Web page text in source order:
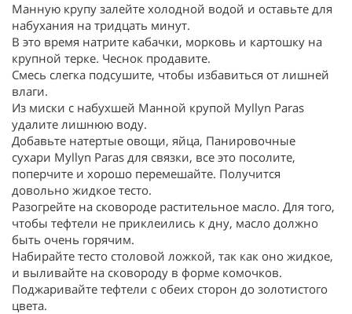
Манную крупу залейте холодной водой и оставьте для
набухания на тридцать минут.
В это время натрите кабачки, морковь и картошку на
крупной терке. Чеснок продавите.
Смесь слегка подсушите, чтобы избавиться от лишней
влаги.
Из миски с набухшей Манной крупой Myllyn Paras
удалите лишнюю воду.
Добавьте натертые овощи, яйца, Панировочные
сухари Myllyn Paras для связки, все это посолите,
поперчите и хорошо перемешайте. Получится
довольно жидкое тесто.
Разогрейте на сковороде растительное масло. Для того,
чтобы тефтели не приклеились к дну, масло должно
быть очень горячим.
Набирайте тесто столовой ложкой, так как оно жидкое,
и выливайте на сковороду в форме комочков.
Поджаривайте тефтели с обеих сторон до золотистого
цвета.